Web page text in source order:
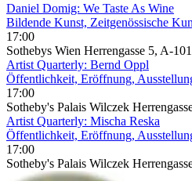
Daniel Domig: We Taste As Wine
Bildende Kunst, Zeitgenössische
17:00
Sothebys Wien Herrengasse 5, A-
Artist Quarterly: Bernd Oppl
Öffentlichkeit, Eröffnung,
17:00
Sotheby's Palais Wilczek
Artist Quarterly: Mischa Reska
Öffentlichkeit, Eröffnung,
17:00
Sotheby's Palais Wilczek